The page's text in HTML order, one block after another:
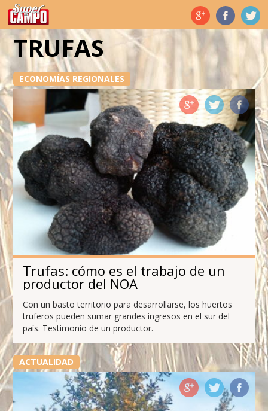
Temas de hoy
TRUFAS
ECONOMÍAS REGIONALES
Trufas: cómo es el trabajo de un
productor del NOA
Con un basto territorio para desarrollarse, los huertos
truferos pueden sumar grandes ingresos en el sur del
país. Testimonio de un productor.
ACTUALIDAD